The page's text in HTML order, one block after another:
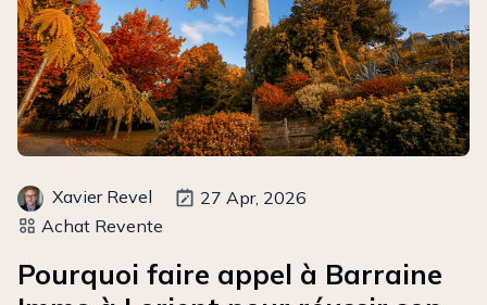
Xavier Revel
27 Apr, 2026
Achat Revente
Pourquoi faire appel à Barraine